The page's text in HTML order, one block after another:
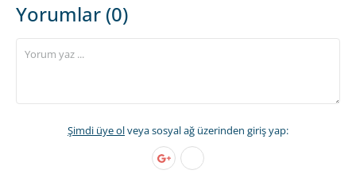
Yorumlar (0)
Şimdi üye olveya sosyal ağ üzerinden giriş yap: